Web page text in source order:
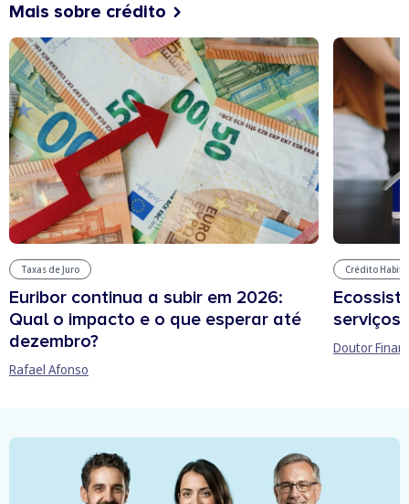
Mais sobre crédito
Taxas de Juro
Euribor continua a subir em 2026:
Qual o impacto e o que esperar até
dezembro?
Rafael Afonso
Crédito
serviços
Doutor